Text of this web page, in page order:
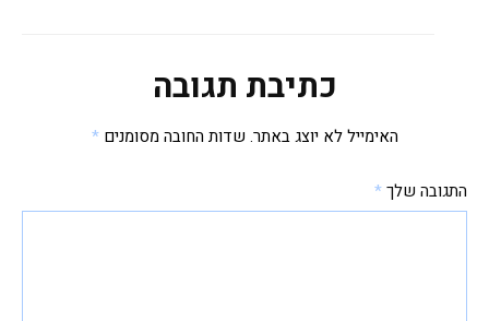
כתיבת תגובה
האימייל לא יוצג באתר. שדות החובה מסומנים*
התגובה שלך*